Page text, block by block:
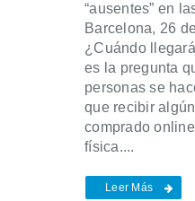
“ausentes” en
Barcelona, 26
¿Cuándo
es la pregunta
personas se
que recibir
comprado
física....
Leer Más